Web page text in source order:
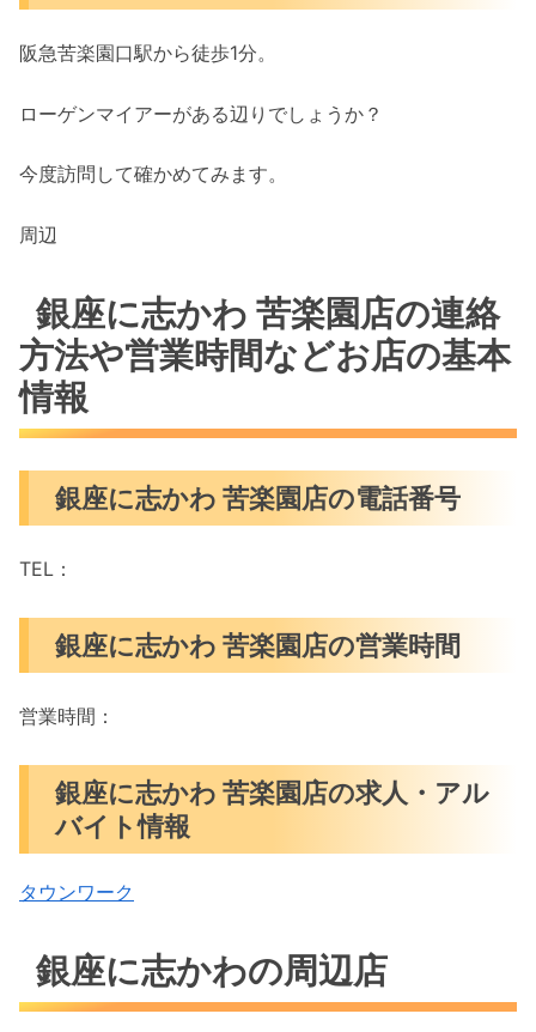
阪急苦楽園口駅から徒歩1分。
ローゲンマイアーがある辺りでしょうか？
今度訪問して確かめてみます。
周辺
銀座に志かわ 苦楽園店の連絡
方法や営業時間などお店の基本
情報
銀座に志かわ 苦楽園店の電話番号
TEL：
銀座に志かわ 苦楽園店の営業時間
営業時間：
銀座に志かわ 苦楽園店の求人・アル
バイト情報
タウンワーク
銀座に志かわの周辺店